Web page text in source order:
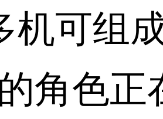
机可组
的角色正